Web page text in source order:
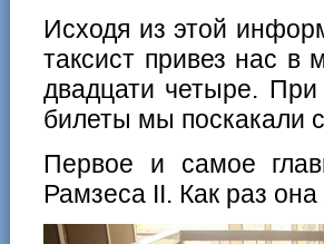
Исходя из этой
таксист привез нас
двадцати четыре.
билеты мы поскакали
Первое и самое
Рамзеса II. Как раз